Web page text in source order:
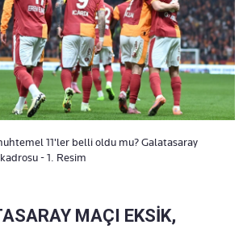
11'ler belli oldu mu? Galatasaray
- 1. Resim
MAÇI EKSİK,